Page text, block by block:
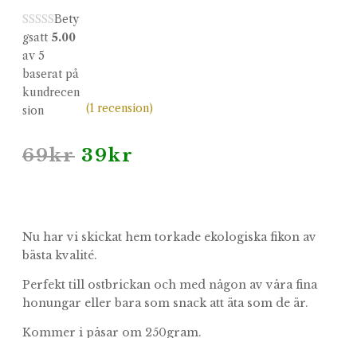
Bety
gsatt 5.00
av 5
baserat på
kundrecen
sion
(1recension)
69kr Det
39kr
Nu har vi skickat hem torkade ekologiska fikon av
bästa kvalité.
Perfekt till ostbrickan och med någon av våra fina
honungar eller bara som snack att äta som de är.
Kommer i påsar om 250gram.